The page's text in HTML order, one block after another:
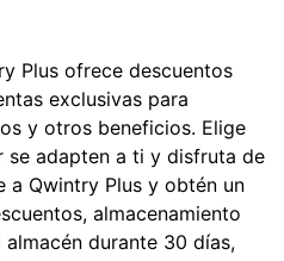
Plus ofrece descuentos
exclusivas para
y otros beneficios. Elige
se adapten a ti y disfruta de
a Qwintry Plus y obtén un
almacenamiento
durante 30 días,